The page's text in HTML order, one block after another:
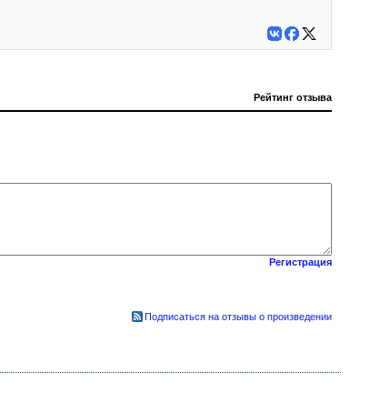
Рейтинг отзыва
Регистрация
Подписаться на отзывы о произведении